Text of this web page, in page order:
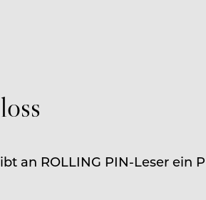
an ROLLING PIN-Leser ein